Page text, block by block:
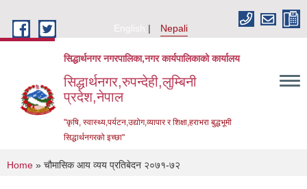
English
Nepali
सिद्धार्थनगर नगरपालिका,नगर कार्यपालिकाको कार्यालय
सिद्धार्थनगर,रुपन्देही,लुम्बिनी
प्रदेश,नेपाल
"कृषि, स्वास्थ्य,पर्यटन,उद्योग,व्यापार र शिक्षा,हराभरा बुद्धभूमी
सिद्धार्थनगरको इच्छा"
You are here
Home » चौमासिक आय व्यय प्रतिबेदन २०७१-७२